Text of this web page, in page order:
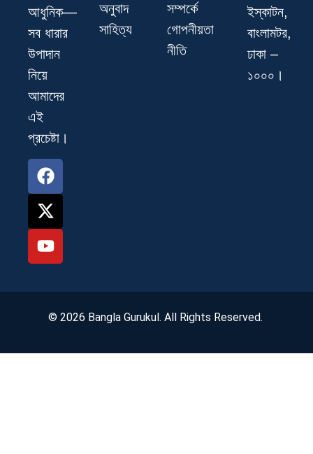
আধুনিক—
সব ধারার
উপাদান
নিয়ে
আমাদের
এই
প্রচেষ্টা।
অনুবাদ
সাহিত্য
সম্পর্কে
গোপনীয়তা
নীতি
ইস্কাটন,
বাংলামটর,
ঢাকা –
১০০০।
© 2026 Bangla Gurukul. All Rights Reserved.